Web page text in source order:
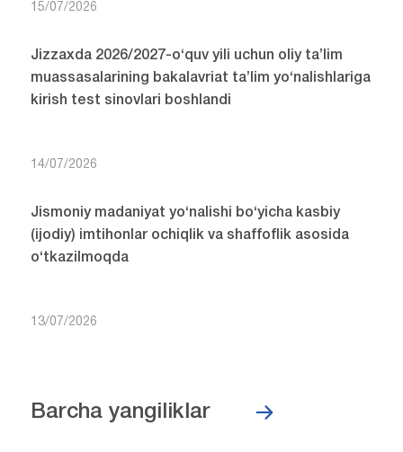
15/07/2026
Jizzaxda 2026/2027-o‘quv yili uchun oliy ta’lim
muassasalarining bakalavriat ta’lim yo‘nalishlariga
kirish test sinovlari boshlandi
14/07/2026
Jismoniy madaniyat yo‘nalishi bo‘yicha kasbiy
(ijodiy) imtihonlar ochiqlik va shaffoflik asosida
o‘tkazilmoqda
13/07/2026
Barcha yangiliklar